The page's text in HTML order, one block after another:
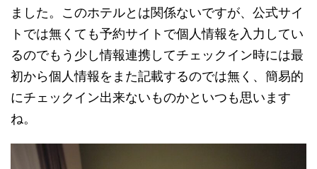
ました。このホテルとは関係ないですが、公式サイ
トでは無くても予約サイトで個人情報を入力してい
るのでもう少し情報連携してチェックイン時には最
初から個人情報をまた記載するのでは無く、簡易的
にチェックイン出来ないものかといつも思います
ね。